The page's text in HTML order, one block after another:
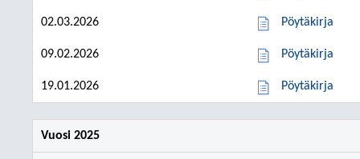
02.03.2026 Pöytäkirja
09.02.2026 Pöytäkirja
19.01.2026 Pöytäkirja
Vuosi 2025